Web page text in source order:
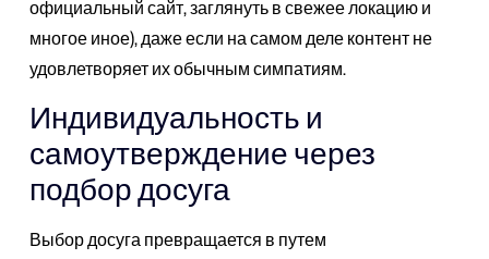
официальный сайт, заглянуть в свежее локацию и
многое иное), даже если на самом деле контент не
удовлетворяет их обычным симпатиям.
Индивидуальность и
самоутверждение через
подбор досуга
Выбор досуга превращается в путем